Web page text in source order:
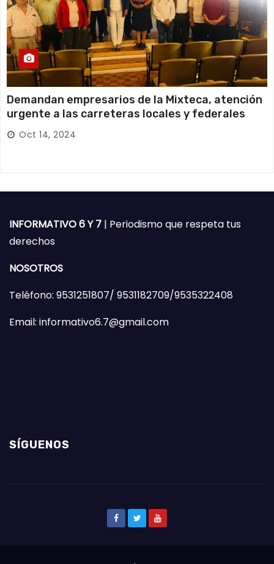
Demandan empresarios de la Mixteca, atención
urgente a las carreteras locales y federales
Oct 14, 2024
INFORMATIVO 6 Y 7 | Periodismo que respeta tus
derechos
NOSOTROS
Teléfono: 9531251807/ 9531182709/9535322408
Email: informativo6.7@gmail.com
SÍGUENOS